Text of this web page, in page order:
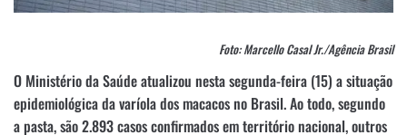
Foto: Marcello Casal Jr./Agência Brasil
O Ministério da Saúde atualizou nesta segunda-feira (15) a situação
epidemiológica da varíola dos macacos no Brasil. Ao todo, segundo
a pasta, são 2.893 casos confirmados em território nacional, outros